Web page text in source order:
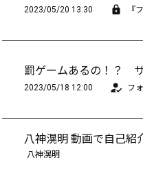
2023/05/20 13:30 『
罰ゲームあるの！？
2023/05/18 12:00 フ
八神滉明 動画で自己紹
八神滉明